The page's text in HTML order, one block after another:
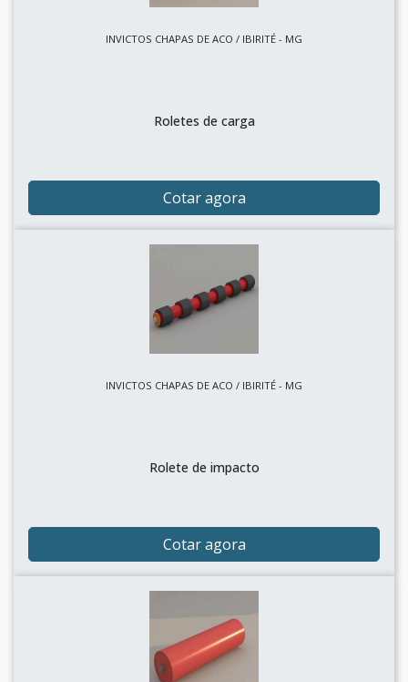
INVICTOS CHAPAS DE ACO / IBIRITÉ - MG
Roletes de carga
Cotar agora
INVICTOS CHAPAS DE ACO / IBIRITÉ - MG
Rolete de impacto
Cotar agora